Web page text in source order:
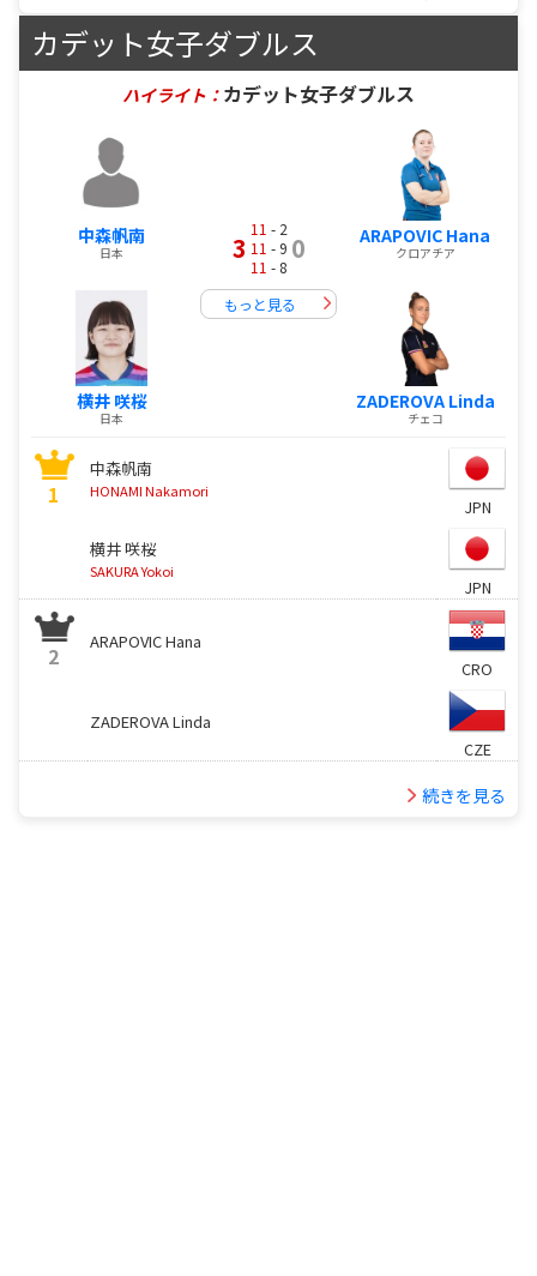
カデット女子ダブルス
ハイライト： カデット女子ダブルス
中森帆南
日本
横井 咲桜
日本
3
11 - 2
11 - 9
11 - 8
0
もっと見る
ARAPOVIC Hana
クロアチア
ZADEROVA Linda
チェコ
1
中森帆南
HONAMI Nakamori
JPN
横井 咲桜
SAKURA Yokoi
JPN
2
ARAPOVIC Hana
CRO
ZADEROVA Linda
CZE
続きを見る